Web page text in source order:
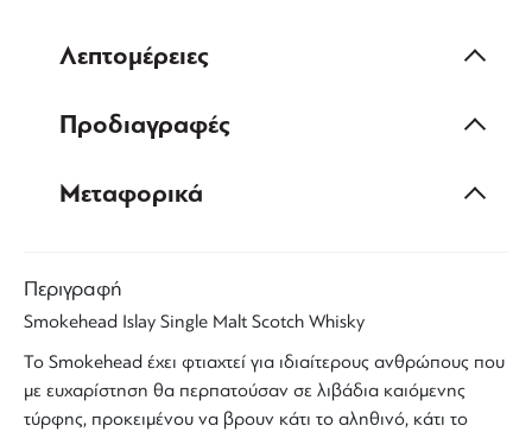
Λεπτομέρειες
Προδιαγραφές
Μεταφορικά
Περιγραφή
Smokehead Islay Single Malt Scotch Whisky
Το Smokehead έχει φτιαχτεί για ιδιαίτερους ανθρώπους που
με ευχαρίστηση θα περπατούσαν σε λιβάδια καιόμενης
τύρφης, προκειμένου να βρουν κάτι το αληθινό, κάτι το